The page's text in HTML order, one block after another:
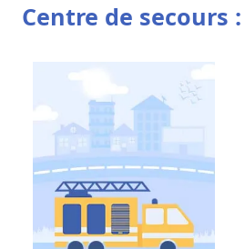
Centre de secours :